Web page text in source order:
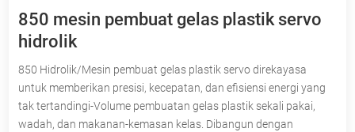
850 mesin pembuat gelas plastik servo
hidrolik
850 Hidrolik/Mesin pembuat gelas plastik servo direkayasa
untuk memberikan presisi, kecepatan, dan efisiensi energi yang
tak tertandingi-Volume pembuatan gelas plastik sekali pakai,
wadah, dan makanan-kemasan kelas. Dibangun dengan